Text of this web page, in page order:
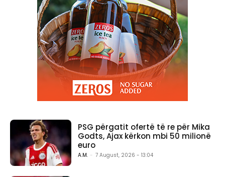
PSG përgatit ofertë të re për Mika
Godts, Ajax kërkon mbi 50 milionë
euro
A.M. - 7 August, 2026 - 13:04